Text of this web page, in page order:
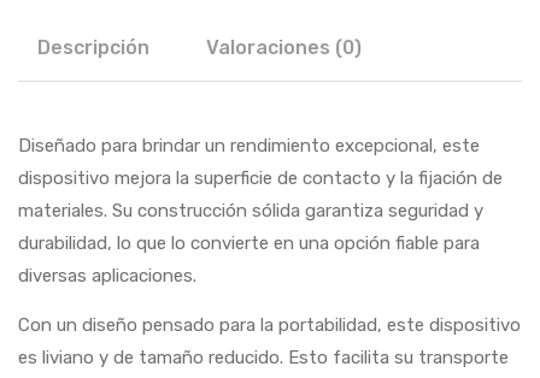
Descripción Valoraciones (0)
Diseñado para brindar un rendimiento excepcional, este
dispositivo mejora la superficie de contacto y la fijación de
materiales. Su construcción sólida garantiza seguridad y
durabilidad, lo que lo convierte en una opción fiable para
diversas aplicaciones.
Con un diseño pensado para la portabilidad, este dispositivo
es liviano y de tamaño reducido. Esto facilita su transporte